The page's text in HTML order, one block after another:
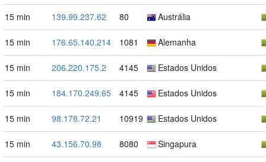
15 min 139.99.237.62 80 Austrália
15 min 176.65.140.214 1081 Alemanha
15 min 206.220.175.2 4145 Estados Unidos
15 min 184.170.249.65 4145 Estados Unidos
15 min 98.178.72.21 10919 Estados Unidos
15 min 43.156.70.98 8080 Singapura